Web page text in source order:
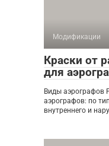
Модификации
Краски от
для
Виды аэрографов
аэрографов: по
внутреннего и